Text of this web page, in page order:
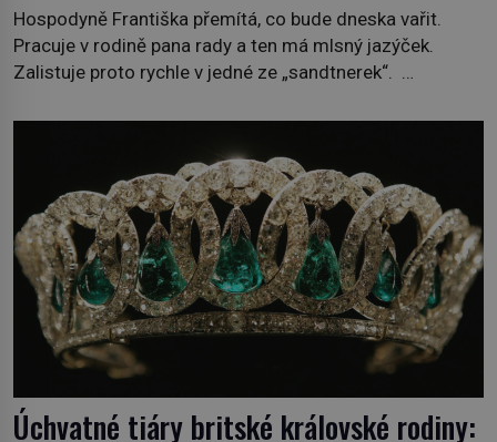
Hospodyně Františka přemítá, co bude dneska vařit.
Pracuje v rodině pana rady a ten má mlsný jazýček.
Zalistuje proto rychle v jedné ze „sandtnerek“.
povzdechne si směrem ke služce, kterou má v kuchyni k
ruce. Ještě v prvních letech nové republiky fungoval kvůli
nedostatku zboží přídělový systém. […]
Úchvatné tiáry britské královské rodiny: